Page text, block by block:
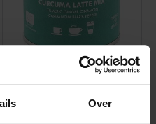
Over
ChikkoGolden Milk
Biologisch 110g